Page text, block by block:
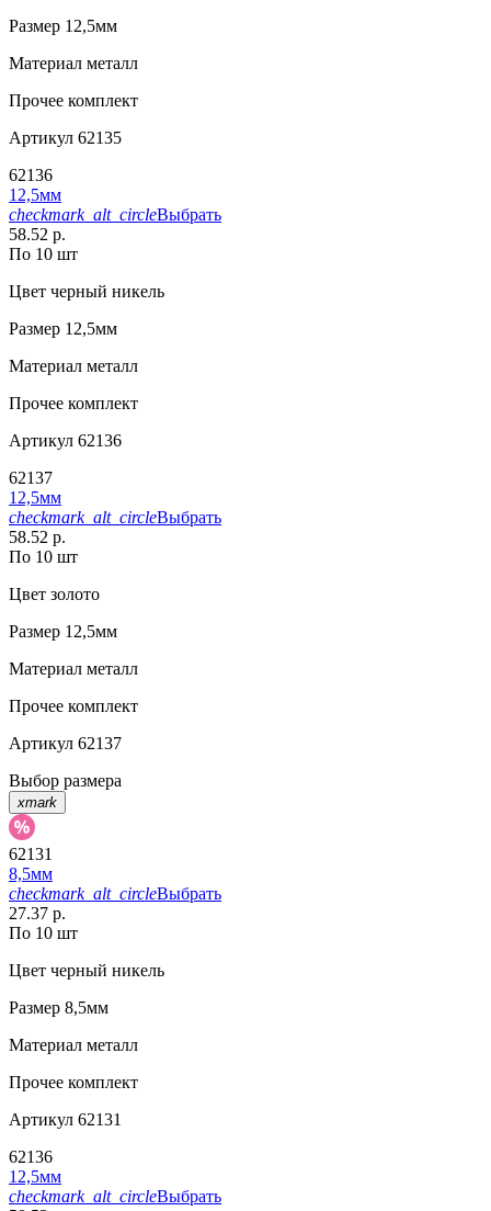
Размер 12,5мм
Материал металл
Прочее комплект
Артикул 62135
62136
12,5мм
checkmark_alt_circleВыбрать
58.52 р.
По 10 шт
Цвет черный никель
Размер 12,5мм
Материал металл
Прочее комплект
Артикул 62136
62137
12,5мм
checkmark_alt_circleВыбрать
58.52 р.
По 10 шт
Цвет золото
Размер 12,5мм
Материал металл
Прочее комплект
Артикул 62137
Выбор размера
xmark
62131
8,5мм
checkmark_alt_circleВыбрать
27.37 р.
По 10 шт
Цвет черный никель
Размер 8,5мм
Материал металл
Прочее комплект
Артикул 62131
62136
12,5мм
checkmark_alt_circleВыбрать